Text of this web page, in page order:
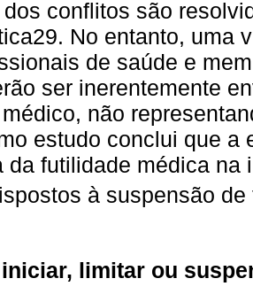
dos conflitos são
No entanto, uma
de saúde e
ser inerentemente
não
estudo conclui que a
da futilidade médica na
à suspensão de
limitar ou